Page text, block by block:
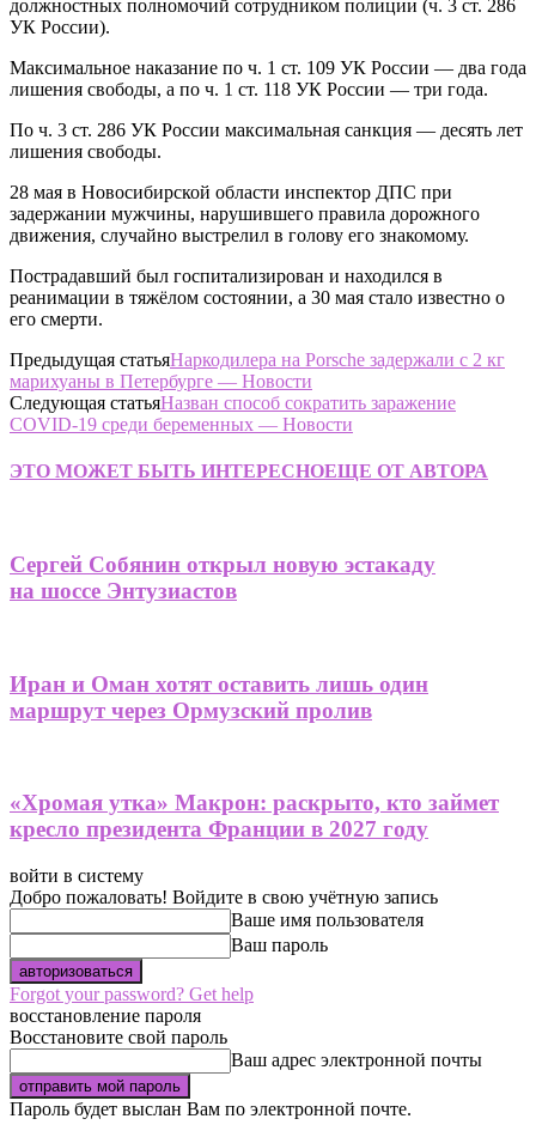
должностных полномочий сотрудником полиции (ч. 3 ст. 286
УК России).
Максимальное наказание по ч. 1 ст. 109 УК России — два года
лишения свободы, а по ч. 1 ст. 118 УК России — три года.
По ч. 3 ст. 286 УК России максимальная санкция — десять лет
лишения свободы.
28 мая в Новосибирской области инспектор ДПС при
задержании мужчины, нарушившего правила дорожного
движения, случайно выстрелил в голову его знакомому.
Пострадавший был госпитализирован и находился в
реанимации в тяжёлом состоянии, а 30 мая стало известно о
его смерти.
Предыдущая статьяНаркодилера на Porsche задержали с 2 кг
марихуаны в Петербурге — Новости
Следующая статьяНазван способ сократить заражение
COVID-19 среди беременных — Новости
ЭТО МОЖЕТ БЫТЬ ИНТЕРЕСНОЕЩЕ ОТ АВТОРА
Сергей Собянин открыл новую эстакаду
на шоссе Энтузиастов
Иран и Оман хотят оставить лишь один
маршрут через Ормузский пролив
«Хромая утка» Макрон: раскрыто, кто займет
кресло президента Франции в 2027 году
войти в систему
Добро пожаловать! Войдите в свою учётную запись
Ваше имя пользователя
Ваш пароль
Forgot your password? Get help
восстановление пароля
Восстановите свой пароль
Ваш адрес электронной почты
Пароль будет выслан Вам по электронной почте.